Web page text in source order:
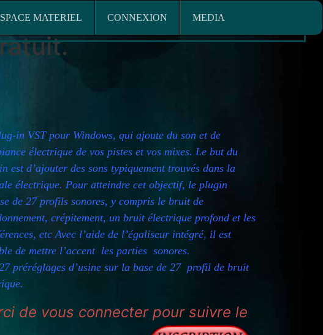
MATERIEL CONNEXION MEDIA
in VST pour Windows, qui ajoute du son et de
électrique de vos pistes et vos mixes. Le but du
est d’ajouter des sons typiquement trouvés dans la
électrique. Pour atteindre cet objectif, le plugin
de 27 profils sonores, y compris le bruit de
crépitement, un bruit électrique profond et les
etc Avec l’aide de l’égaliseur intégré, il est
de mettre l’accent les parties sonores.
préréglages d’usine sur la base de 27 profil de bruit
de vous connecter pour suivre le
MATERIEL CONNEXION MEDIA